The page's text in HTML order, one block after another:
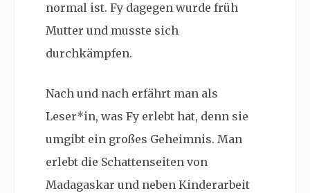
normal ist. Fy dagegen wurde früh
Mutter und musste sich
durchkämpfen.
Nach und nach erfährt man als
Leser*in, was Fy erlebt hat, denn sie
umgibt ein großes Geheimnis. Man
erlebt die Schattenseiten von
Madagaskar und neben Kinderarbeit